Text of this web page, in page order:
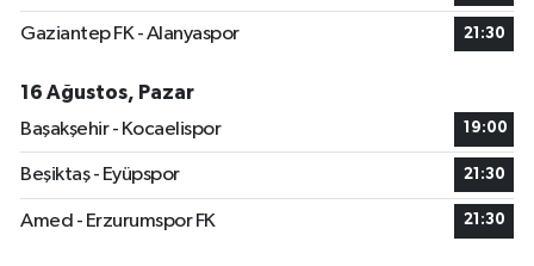
Gaziantep FK - Alanyaspor 21:30
16 Ağustos, Pazar
Başakşehir - Kocaelispor
19:00
Beşiktaş - Eyüpspor 21:30
Amed - Erzurumspor FK 21:30